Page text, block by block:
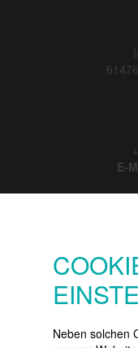
61476
E-
Neben solchen